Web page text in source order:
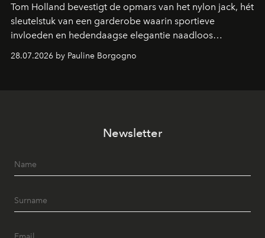
Tom Holland bevestigt de opmars van het nylon jack, hét
sleutelstuk van een garderobe waarin sportieve
invloeden en hedendaagse elegantie naadloos
28.07.2026 by Pauline Borgogno
Newsletter